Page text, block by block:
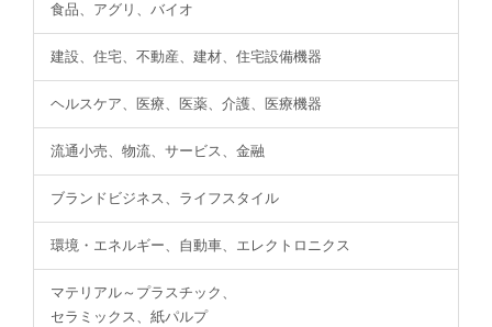
食品、アグリ、バイオ
建設、住宅、不動産、建材、住宅設備機器
ヘルスケア、医療、医薬、介護、医療機器
流通小売、物流、サービス、金融
ブランドビジネス、ライフスタイル
環境・エネルギー、自動車、エレクトロニクス
マテリアル～プラスチック、
セラミックス、紙パルプ